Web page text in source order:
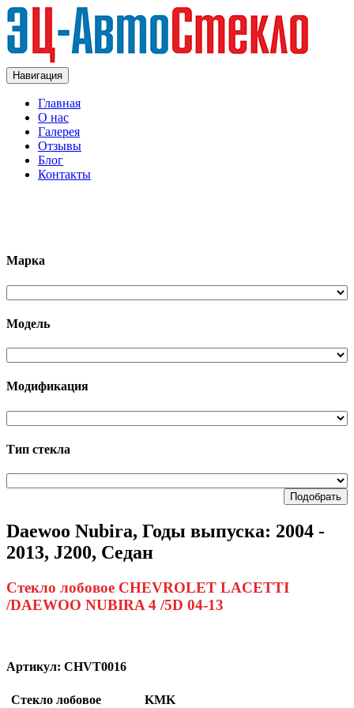
Навигация
Главная
О нас
Галерея
Отзывы
Блог
Контакты
Марка
Модель
Модификация
Тип стекла
Подобрать
Daewoo Nubira, Годы выпуска: 2004 -
2013, J200, Седан
Стекло лобовое CHEVROLET LACETTI
/DAEWOO NUBIRA 4 /5D 04-13
Артикул: CHVT0016
Стекло лобовое
KMK